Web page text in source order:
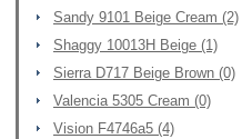
Sandy 9101 Beige Cream (2)
Shaggy 10013H Beige (1)
Sierra D717 Beige Brown (0)
Valencia 5305 Cream (0)
Vision F4746a5 (4)